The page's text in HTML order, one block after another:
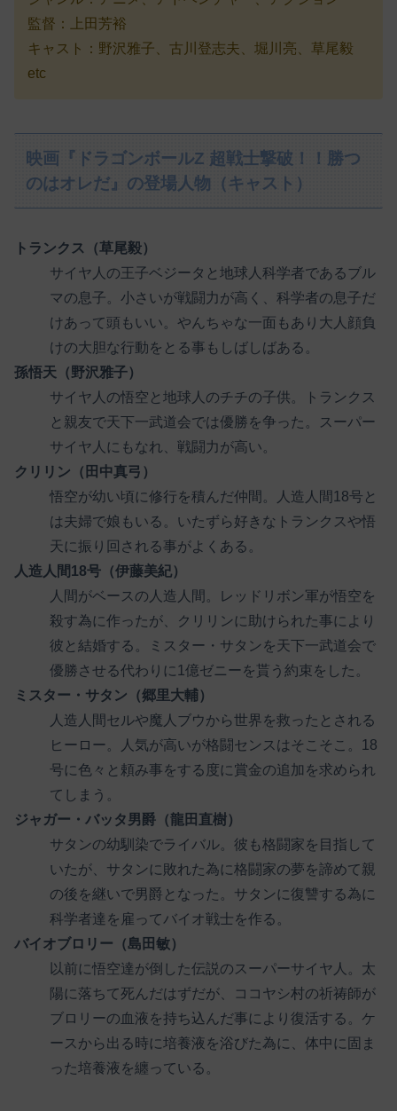
監督：上田芳裕
キャスト：野沢雅子、古川登志夫、堀川亮、草尾毅
etc
映画『ドラゴンボールZ 超戦士撃破！！勝つ
のはオレだ』の登場人物（キャスト）
トランクス（草尾毅）
サイヤ人の王子ベジータと地球人科学者であるブル
マの息子。小さいが戦闘力が高く、科学者の息子だ
けあって頭もいい。やんちゃな一面もあり大人顔負
けの大胆な行動をとる事もしばしばある。
孫悟天（野沢雅子）
サイヤ人の悟空と地球人のチチの子供。トランクス
と親友で天下一武道会では優勝を争った。スーパー
サイヤ人にもなれ、戦闘力が高い。
クリリン（田中真弓）
悟空が幼い頃に修行を積んだ仲間。人造人間18号と
は夫婦で娘もいる。いたずら好きなトランクスや悟
天に振り回される事がよくある。
人造人間18号（伊藤美紀）
人間がベースの人造人間。レッドリボン軍が悟空を
殺す為に作ったが、クリリンに助けられた事により
彼と結婚する。ミスター・サタンを天下一武道会で
優勝させる代わりに1億ゼニーを貰う約束をした。
ミスター・サタン（郷里大輔）
人造人間セルや魔人ブウから世界を救ったとされる
ヒーロー。人気が高いが格闘センスはそこそこ。18
号に色々と頼み事をする度に賞金の追加を求められ
てしまう。
ジャガー・バッタ男爵（龍田直樹）
サタンの幼馴染でライバル。彼も格闘家を目指して
いたが、サタンに敗れた為に格闘家の夢を諦めて親
の後を継いで男爵となった。サタンに復讐する為に
科学者達を雇ってバイオ戦士を作る。
バイオブロリー（島田敏）
以前に悟空達が倒した伝説のスーパーサイヤ人。太
陽に落ちて死んだはずだが、ココヤシ村の祈祷師が
ブロリーの血液を持ち込んだ事により復活する。ケ
ースから出る時に培養液を浴びた為に、体中に固ま
った培養液を纏っている。